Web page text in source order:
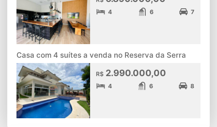
4 6 7
Casa com 4 suítes a venda no Reserva da Serra
R$ 2.990.000,00
4 6 8